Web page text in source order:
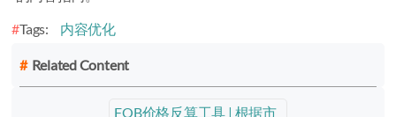
Tags:
内容优化
Related Content
FOB价格反算工具 | 根据市